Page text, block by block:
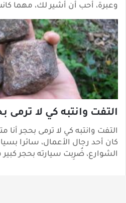
وعبرة، أحب أن أشير لك، مهما
التفت وانتبه كي لا ترمى
التفت وانتبه كي لا ترمى بحجر أنا
كان أحد رجال الأعمال، سائرا
الشوارع، ضُرِبت سيارته بحجر